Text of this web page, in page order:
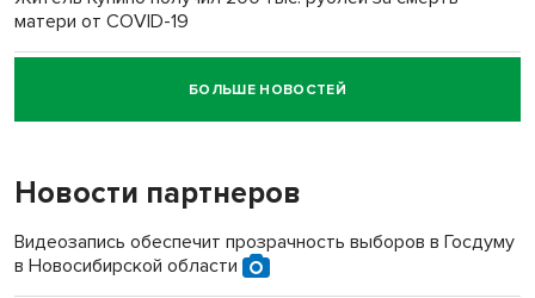
матери от COVID-19
Новосибирский суд наказал водителя за смерть
пенсионерки на вокзале
«Мы живём на пастбище!»: в новосибирском селе лошади
терроризируют жителей
Инвалид получил условный срок за избиение врачей
БОЛЬШЕ НОВОСТЕЙ
Новости партнеров
Видеозапись обеспечит прозрачность выборов в Госдуму
в Новосибирской области